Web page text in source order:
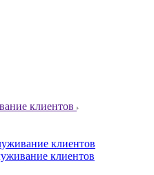
клиентов
клиентов
клиентов